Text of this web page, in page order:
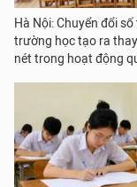
Hà Nội: Chuyển đổi
trường học tạo ra
nét trong hoạt động